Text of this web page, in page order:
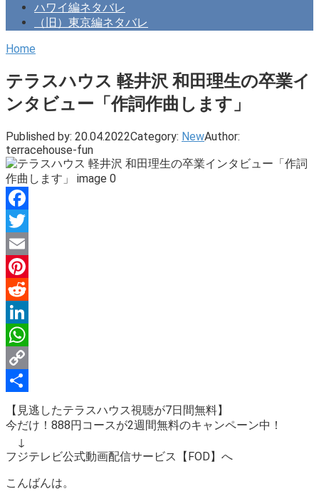
ハワイ編ネタバレ
（旧）東京編ネタバレ
Home
テラスハウス 軽井沢 和田理生の卒業イ
ンタビュー「作詞作曲します」
Published by: 20.04.2022Category: NewAuthor:
terracehouse-fun
Facebook
Twitter
Email
Pinterest
Reddit
LinkedIn
WhatsApp
Copy
Link
Share
【見逃したテラスハウス視聴が7日間無料】
今だけ！888円コースが2週間無料のキャンペーン中！
↓
フジテレビ公式動画配信サービス【FOD】へ
こんばんは。